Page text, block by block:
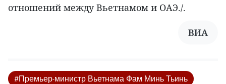
отношений между Вьетнамом и ОАЭ./.
ВИА
#Премьер-министр Вьетнама Фам Минь Тьинь